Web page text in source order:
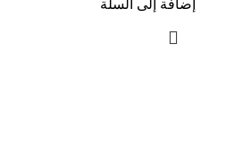
إضافة إلى السلة